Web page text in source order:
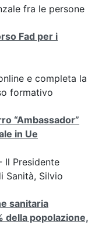
fra le persone
Fad per i
e completa la
formativo
“Ambassador”
in Ue
Il Presidente
Sanità, Silvio
sanitaria
della popolazione,